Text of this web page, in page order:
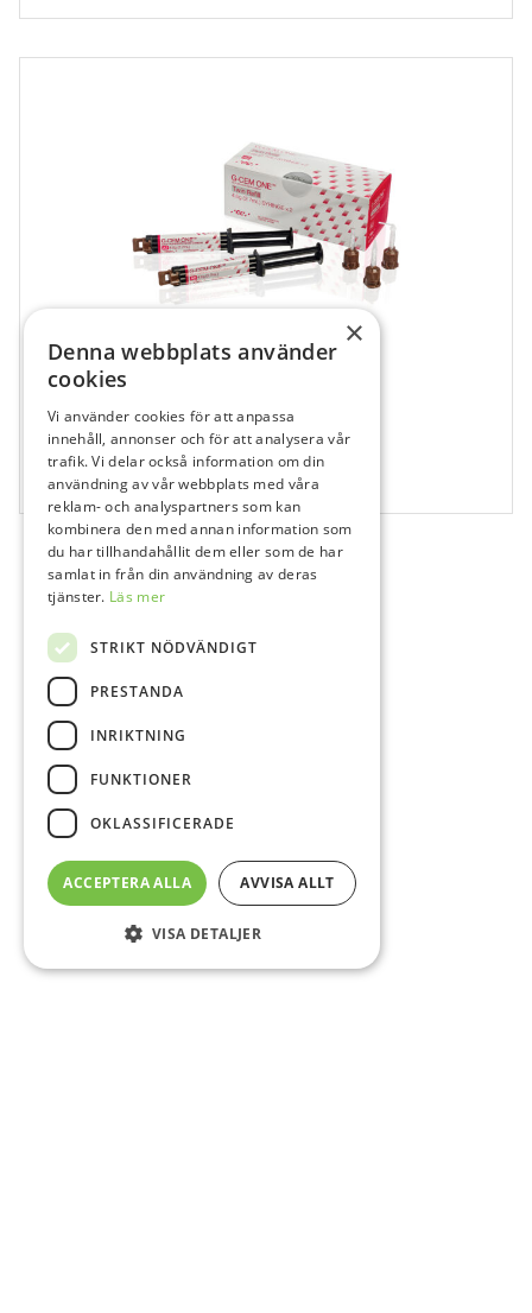
680025
G-Cem One A2
2x4,6 g
×
Denna webbplats använder
cookies
Vi använder cookies för att anpassa
innehåll, annonser och för att analysera vår
trafik. Vi delar också information om din
användning av vår webbplats med våra
reklam- och analyspartners som kan
kombinera den med annan information som
du har tillhandahållit dem eller som de har
samlat in från din användning av deras
tjänster. Läs mer
STRIKT NÖDVÄNDIGT
PRESTANDA
INRIKTNING
FUNKTIONER
OKLASSIFICERADE
ACCEPTERA ALLA AVVISA ALLT
VISA DETALJER